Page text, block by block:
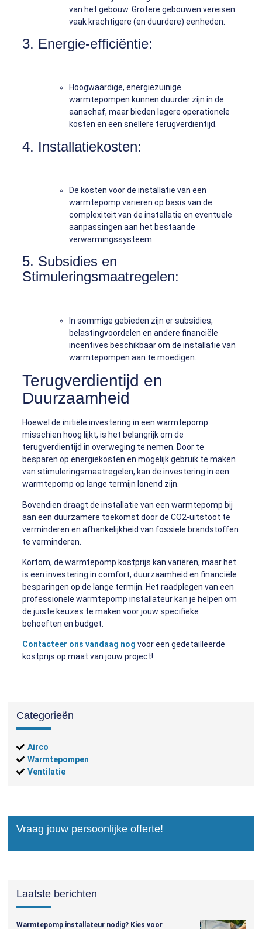
van het gebouw. Grotere gebouwen vereisen
vaak krachtigere (en duurdere) eenheden.
3. Energie-efficiëntie:
Hoogwaardige, energiezuinige
warmtepompen kunnen duurder zijn in de
aanschaf, maar bieden lagere operationele
kosten en een snellere terugverdientijd.
4. Installatiekosten:
De kosten voor de installatie van een
warmtepomp variëren op basis van de
complexiteit van de installatie en eventuele
aanpassingen aan het bestaande
verwarmingssysteem.
5. Subsidies en
Stimuleringsmaatregelen:
In sommige gebieden zijn er subsidies,
belastingvoordelen en andere financiële
incentives beschikbaar om de installatie van
warmtepompen aan te moedigen.
Terugverdientijd en
Duurzaamheid
Hoewel de initiële investering in een warmtepomp
misschien hoog lijkt, is het belangrijk om de
terugverdientijd in overweging te nemen. Door te
besparen op energiekosten en mogelijk gebruik te maken
van stimuleringsmaatregelen, kan de investering in een
warmtepomp op lange termijn lonend zijn.
Bovendien draagt de installatie van een warmtepomp bij
aan een duurzamere toekomst door de CO2-uitstoot te
verminderen en afhankelijkheid van fossiele brandstoffen
te verminderen.
Kortom, de warmtepomp kostprijs kan variëren, maar het
is een investering in comfort, duurzaamheid en financiële
besparingen op de lange termijn. Het raadplegen van een
professionele warmtepomp installateur kan je helpen om
de juiste keuzes te maken voor jouw specifieke
behoeften en budget.
Contacteer ons vandaag nog voor een gedetailleerde
kostprijs op maat van jouw project!
Categorieën
Airco
Warmtepompen
Ventilatie
Vraag jouw persoonlijke offerte!
Laatste berichten
Warmtepomp installateur nodig? Kies voor